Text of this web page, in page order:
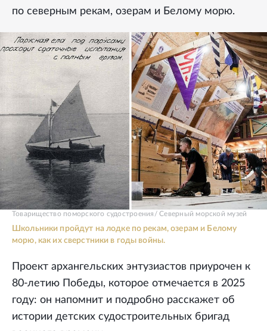
по северным рекам, озерам и Белому морю.
Товарищество поморского судостроения/ Северный морской музей
Школьники пройдут на лодке по рекам, озерам и Белому
морю, как их сверстники в годы войны.
Проект архангельских энтузиастов приурочен к
80-летию Победы, которое отмечается в 2025
году: он напомнит и подробно расскажет об
истории детских судостроительных бригад